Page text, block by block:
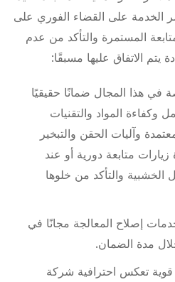
الخدمة على القضاء الفوري على
المستمرة والتأكد من عدم
يتم الاتفاق عليها مسبقًا:
في هذا المجال ضمانًا حقيقيًا
وكفاءة المواد والتقنيات
وآليات الحقن والتبخير
متابعة دورية أو عند
الخشبية والتأكد من خلوها
إصلاح المعالجة مجانًا في
مدة الضمان.
قوية تعكس احترافية شركة